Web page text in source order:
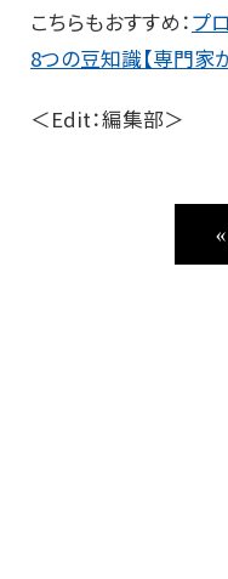
こちらもおすすめ：プ
8つの豆知識【専門家
＜Edit：編集部＞